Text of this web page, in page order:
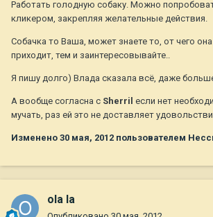
Работать голодную собаку. Можно
кликером, закрепляя желательные действия.
Собачка то Ваша, может знаете то, от чего
приходит, тем и заинтересовывайте..
Я пишу долго) Влада сказала всё, даже
А вообще согласна с Sherril если нет
мучать, раз ей это не доставляет
Изменено 30 мая, 2012 пользователем
ola la